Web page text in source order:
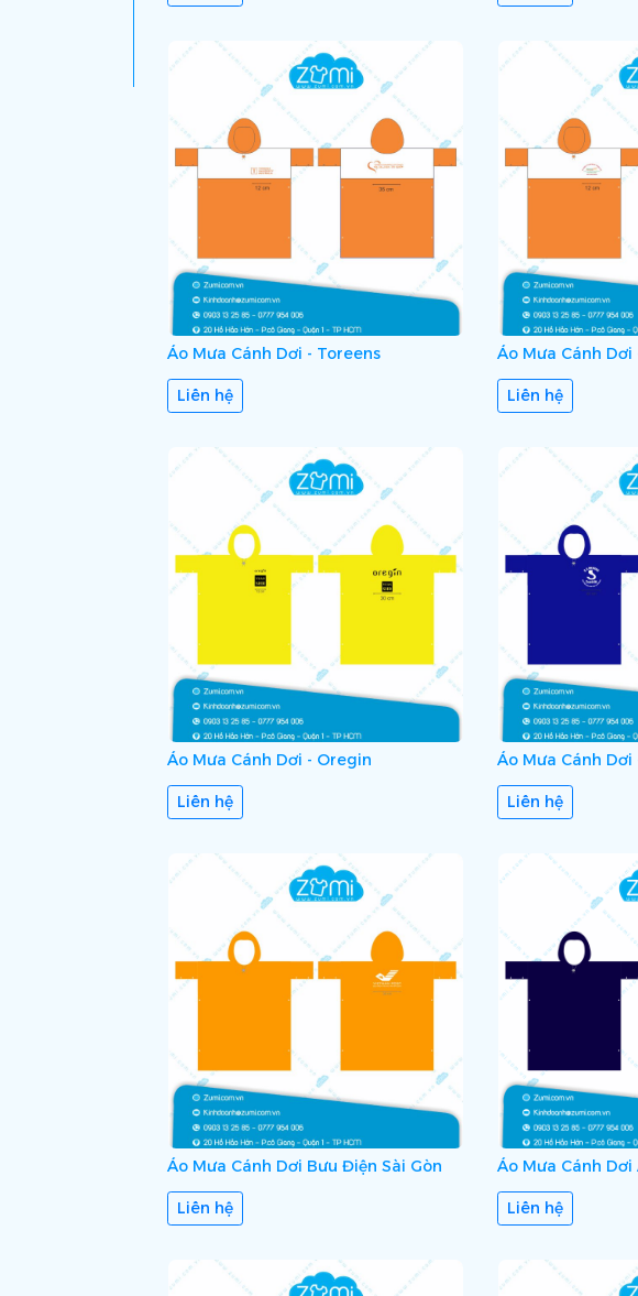
Áo Mưa Cánh Dơi - Toreens
Liên hệ
Áo Mưa Cánh Dơi
Liên hệ
Áo Mưa Cánh Dơi - Oregin
Liên hệ
Áo Mưa Cánh Dơi
Liên hệ
Áo Mưa Cánh Dơi Bưu Điện Sài Gòn
Liên hệ
Áo Mưa Cánh Dơi
Liên hệ